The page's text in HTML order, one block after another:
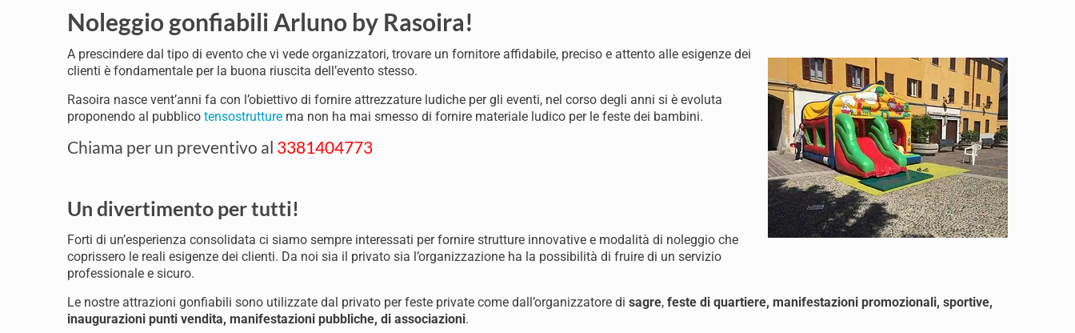
Noleggio gonfiabili Arluno by Rasoira!
A prescindere dal tipo di evento che vi vede organizzatori, trovare un fornitore affidabile, preciso e attento alle esigenze dei
clienti è fondamentale per la buona riuscita dell’evento stesso.
Rasoira nasce vent’anni fa con l’obiettivo di fornire attrezzature ludiche per gli eventi, nel corso degli anni si è evoluta
proponendo al pubblico tensostrutture ma non ha mai smesso di fornire materiale ludico per le feste dei bambini.
Chiama per un preventivo al 3381404773
Un divertimento per tutti!
Forti di un’esperienza consolidata ci siamo sempre interessati per fornire strutture innovative e modalità di noleggio che
coprissero le reali esigenze dei clienti. Da noi sia il privato sia l’organizzazione ha la possibilità di fruire di un servizio
professionale e sicuro.
Le nostre attrazioni gonfiabili sono utilizzate dal privato per feste private come dall’organizzatore di sagre, feste di quartiere, manifestazioni promozionali, sportive,
inaugurazioni punti vendita, manifestazioni pubbliche, di associazioni.